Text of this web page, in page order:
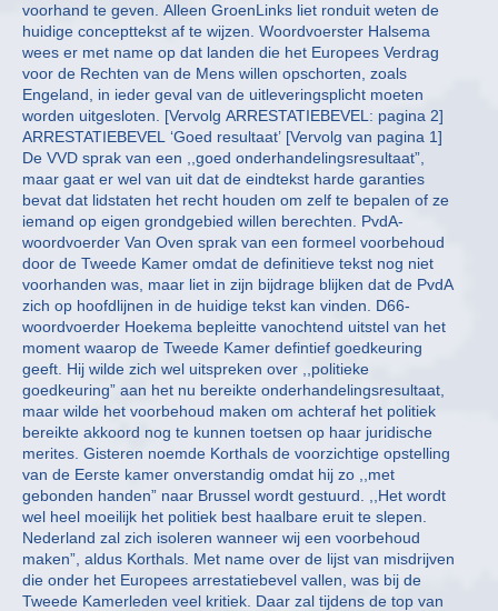
voorhand te geven. Alleen GroenLinks liet ronduit weten de
huidige concepttekst af te wijzen. Woordvoerster Halsema
wees er met name op dat landen die het Europees Verdrag
voor de Rechten van de Mens willen opschorten, zoals
Engeland, in ieder geval van de uitleveringsplicht moeten
worden uitgesloten. [Vervolg ARRESTATIEBEVEL: pagina 2]
ARRESTATIEBEVEL ‘Goed resultaat’ [Vervolg van pagina 1]
De VVD sprak van een ,,goed onderhandelingsresultaat”,
maar gaat er wel van uit dat de eindtekst harde garanties
bevat dat lidstaten het recht houden om zelf te bepalen of ze
iemand op eigen grondgebied willen berechten. PvdA-
woordvoerder Van Oven sprak van een formeel voorbehoud
door de Tweede Kamer omdat de definitieve tekst nog niet
voorhanden was, maar liet in zijn bijdrage blijken dat de PvdA
zich op hoofdlijnen in de huidige tekst kan vinden. D66-
woordvoerder Hoekema bepleitte vanochtend uitstel van het
moment waarop de Tweede Kamer defintief goedkeuring
geeft. Hij wilde zich wel uitspreken over ,,politieke
goedkeuring” aan het nu bereikte onderhandelingsresultaat,
maar wilde het voorbehoud maken om achteraf het politiek
bereikte akkoord nog te kunnen toetsen op haar juridische
merites. Gisteren noemde Korthals de voorzichtige opstelling
van de Eerste kamer onverstandig omdat hij zo ,,met
gebonden handen” naar Brussel wordt gestuurd. ,,Het wordt
wel heel moeilijk het politiek best haalbare eruit te slepen.
Nederland zal zich isoleren wanneer wij een voorbehoud
maken”, aldus Korthals. Met name over de lijst van misdrijven
die onder het Europees arrestatiebevel vallen, was bij de
Tweede Kamerleden veel kritiek. Daar zal tijdens de top van